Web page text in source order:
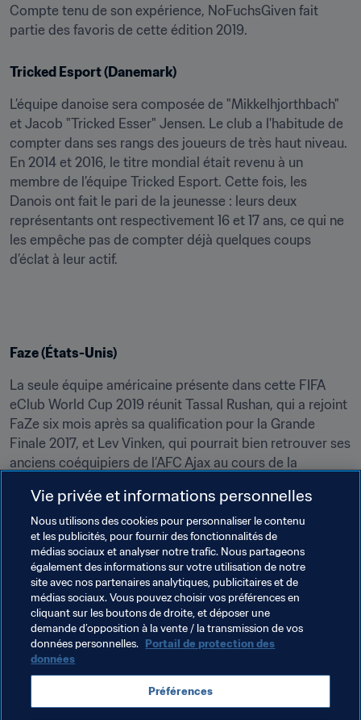
Compte tenu de son expérience, NoFuchsGiven fait
partie des favoris de cette édition 2019.
Tricked Esport (Danemark)
L’équipe danoise sera composée de "Mikkelhjorthbach"
et Jacob "Tricked Esser" Jensen. Le club a l'habitude de
compter dans ses rangs des joueurs de très haut niveau.
En 2014 et 2016, le titre mondial était revenu à un
membre de l’équipe Tricked Esport. Cette fois, les
Danois ont fait le pari de la jeunesse : leurs deux
représentants ont respectivement 16 et 17 ans, ce qui ne
les empêche pas de compter déjà quelques coups
d’éclat à leur actif.
Faze (États-Unis)
La seule équipe américaine présente dans cette FIFA
eClub World Cup 2019 réunit Tassal Rushan, qui a rejoint
FaZe six mois après sa qualification pour la Grande
Finale 2017, et Lev Vinken, qui pourrait bien retrouver ses
anciens coéquipiers de l’AFC Ajax au cours de la
prouesses en tournoi cette année, de sorte que leur
équipe compte désormais parmi les candidats au titre.
Imperial (Angleterre)
Le Maltais "ChristianSpiteri" et l’Anglais "Lyricz vs Luck"
font preuve d’une régularité intéressante depuis le début
de la saison. Ils figurent tous les deux dans le Top 30 du
classement des FIFA 19 Global Series sur leurs plates-
formes respectives. Imperial ne fait pas partie des
équipes les plus connues de la scène eSport, mais elle
pourrait bien jouer les trouble-fête au sein d’un groupe
Vie privée et informations personnelles
Nous utilisons des cookies pour personnaliser le contenu
et les publicités, pour fournir des fonctionnalités de
médias sociaux et analyser notre trafic. Nous partageons
également des informations sur votre utilisation de notre
site avec nos partenaires analytiques, publicitaires et de
médias sociaux. Vous pouvez choisir vos préférences en
cliquant sur les boutons de droite, et déposer une
demande d’opposition à la vente / la transmission de vos
données personnelles. Portail de protection des
données
Préférences